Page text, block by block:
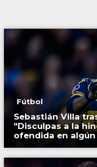
Fútbol
Sebastián Villa
"Disculpas a la
ofendida en